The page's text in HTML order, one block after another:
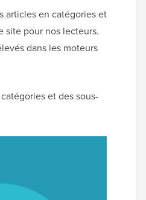
articles en catégories et
site pour nos lecteurs.
dans les moteurs
et des sous-